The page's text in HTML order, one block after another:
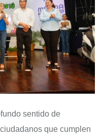
sentido de
que cumplen